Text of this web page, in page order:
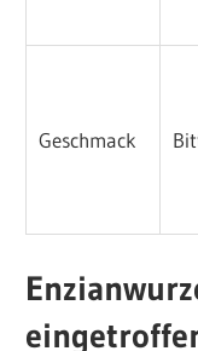
Geschmack